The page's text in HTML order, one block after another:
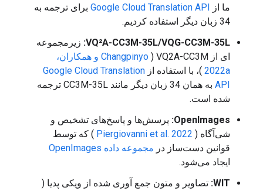
ما از Google Cloud Translation API برای ترجمه به
34 زبان دیگر استفاده کردیم.
VQ²A-CC3M-35L/VQG-CC3M-35L: زیرمجموعه
ای از VQ2A-CC3M (
Changpinyo و همکاران،
2022a )، با استفاده از Google Cloud Translation
API
به همان 34 زبان دیگر مانند CC3M-35L ترجمه
شده است.
OpenImages: پرسش‌ها و پاسخ‌های تشخیص و
شی‌آگاه ( Piergiovanni et al. 2022 ) که توسط
قوانین دست‌ساز در مجموعه داده OpenImages
ایجاد می‌شود.
WIT: تصاویر و متون جمع آوری شده از ویکی پدیا (